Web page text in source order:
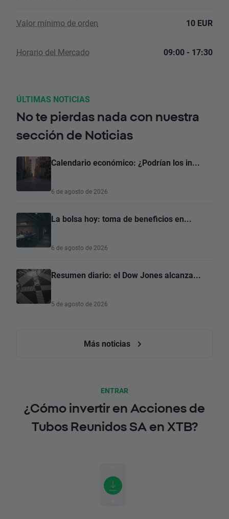
Valor mínimo de orden 10 EUR
Horario del Mercado 09:00 - 17:30
ÚLTIMAS NOTICIAS
No te pierdas nada con nuestra
sección de Noticias
Calendario económico: ¿Podrían los in...
6 de agosto de 2026
La bolsa hoy: toma de beneficios en...
6 de agosto de 2026
Resumen diario: el Dow Jones alcanza...
5 de agosto de 2026
Más noticias
ENTRAR
¿Cómo invertir en Acciones de
Tubos Reunidos SA en XTB?